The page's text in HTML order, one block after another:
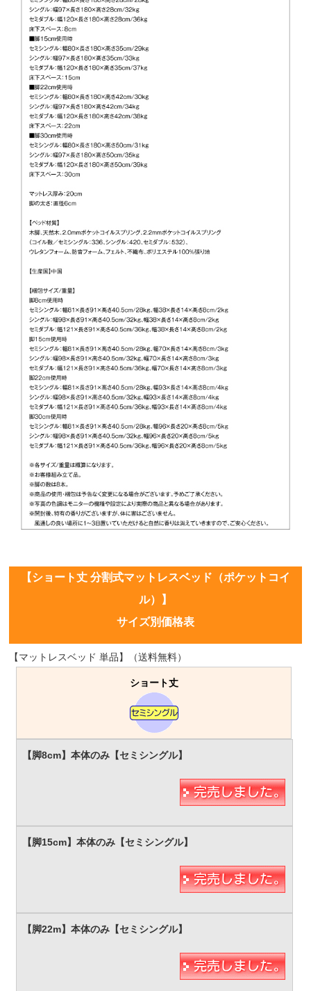
【ショート丈 分割式マットレスベッド（ポケットコイ
ル）】
サイズ別価格表
【マットレスベッド 単品】（送料無料）
ショート丈